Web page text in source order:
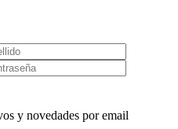
y novedades por email